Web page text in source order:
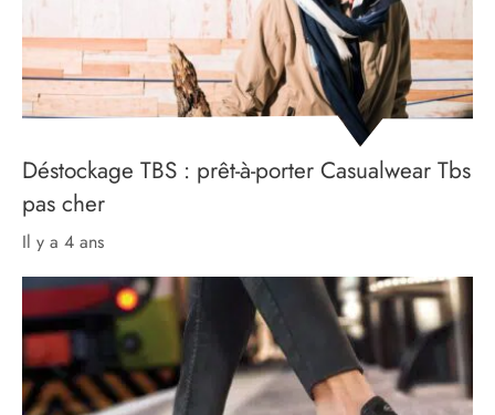
Déstockage TBS : prêt-à-porter Casualwear Tbs
pas cher
il y a 4 ans